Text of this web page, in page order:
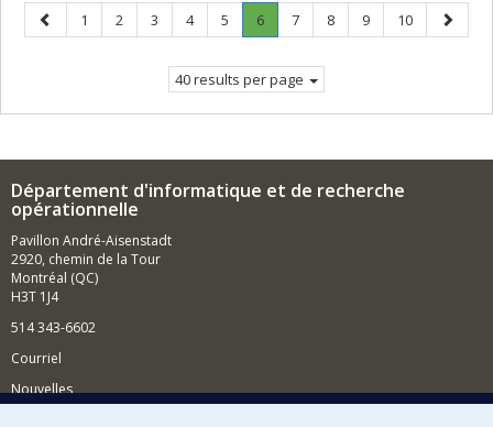
Previous
page
Page
1 Page
2 Page
3 Page
4 Page
5 Page
6.
Current
Page
7 Page
8 Page
9 Page
10
Next
page
40 results per page
Département d'informatique et de recherche
opérationnelle
Pavillon André-Aisenstadt
2920, chemin de la Tour
Montréal (QC)
H3T 1J4
514 343-6602
Courriel
Nouvelles